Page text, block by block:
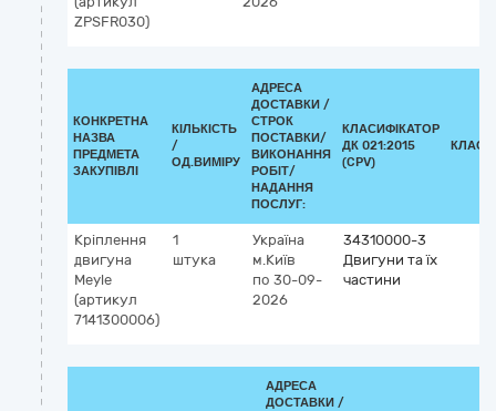
ZPSFR030)
КОНКРЕТНА
НАЗВА
ПРЕДМЕТА
ЗАКУПІВЛІ
КІЛЬКІСТЬ
/
ОД.ВИМІРУ
АДРЕСА
ДОСТАВКИ /
СТРОК
ПОСТАВКИ/
ВИКОНАННЯ
РОБІТ/
НАДАННЯ
ПОСЛУГ:
КЛАСИФІКАТОР
ДК 021:2015
(CPV)
Кріплення
двигуна
Meyle
(артикул
7141300006)
1
штука
Україна
м.Київ
по 30-09-
2026
34310000-3
Двигуни та їх
частини
АДРЕСА
ДОСТАВКИ /